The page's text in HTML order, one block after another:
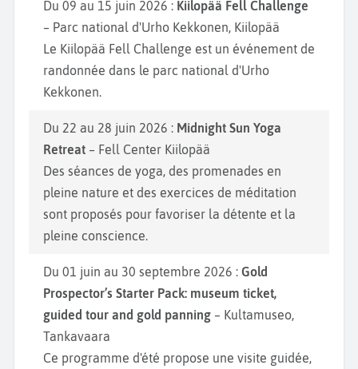
Du 09 au 15 juin 2026 : Kiilopää Fell Challenge
– Parc national d'Urho Kekkonen, Kiilopää
Le Kiilopää Fell Challenge est un événement de
randonnée dans le parc national d'Urho
Kekkonen.
Du 22 au 28 juin 2026 : Midnight Sun Yoga
Retreat – Fell Center Kiilopää
Des séances de yoga, des promenades en
pleine nature et des exercices de méditation
sont proposés pour favoriser la détente et la
pleine conscience.
Du 01 juin au 30 septembre 2026 : Gold
Prospector’s Starter Pack: museum ticket,
guided tour and gold panning – Kultamuseo,
Tankavaara
Ce programme d'été propose une visite guidée,